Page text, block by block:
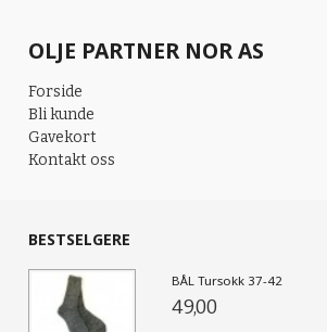
OLJE PARTNER NOR AS
Forside
Bli kunde
Gavekort
Kontakt oss
BESTSELGERE
BÅL Tursokk 37-42
49,00